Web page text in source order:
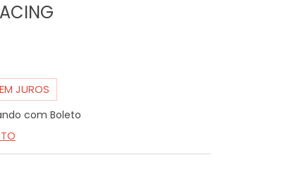
JUROS
com Boleto